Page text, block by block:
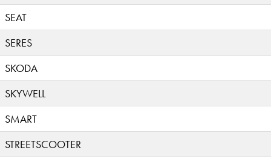
SEAT
SERES
SKODA
SKYWELL
SMART
STREETSCOOTER